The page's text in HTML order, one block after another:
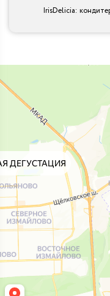
IrisDelicia: